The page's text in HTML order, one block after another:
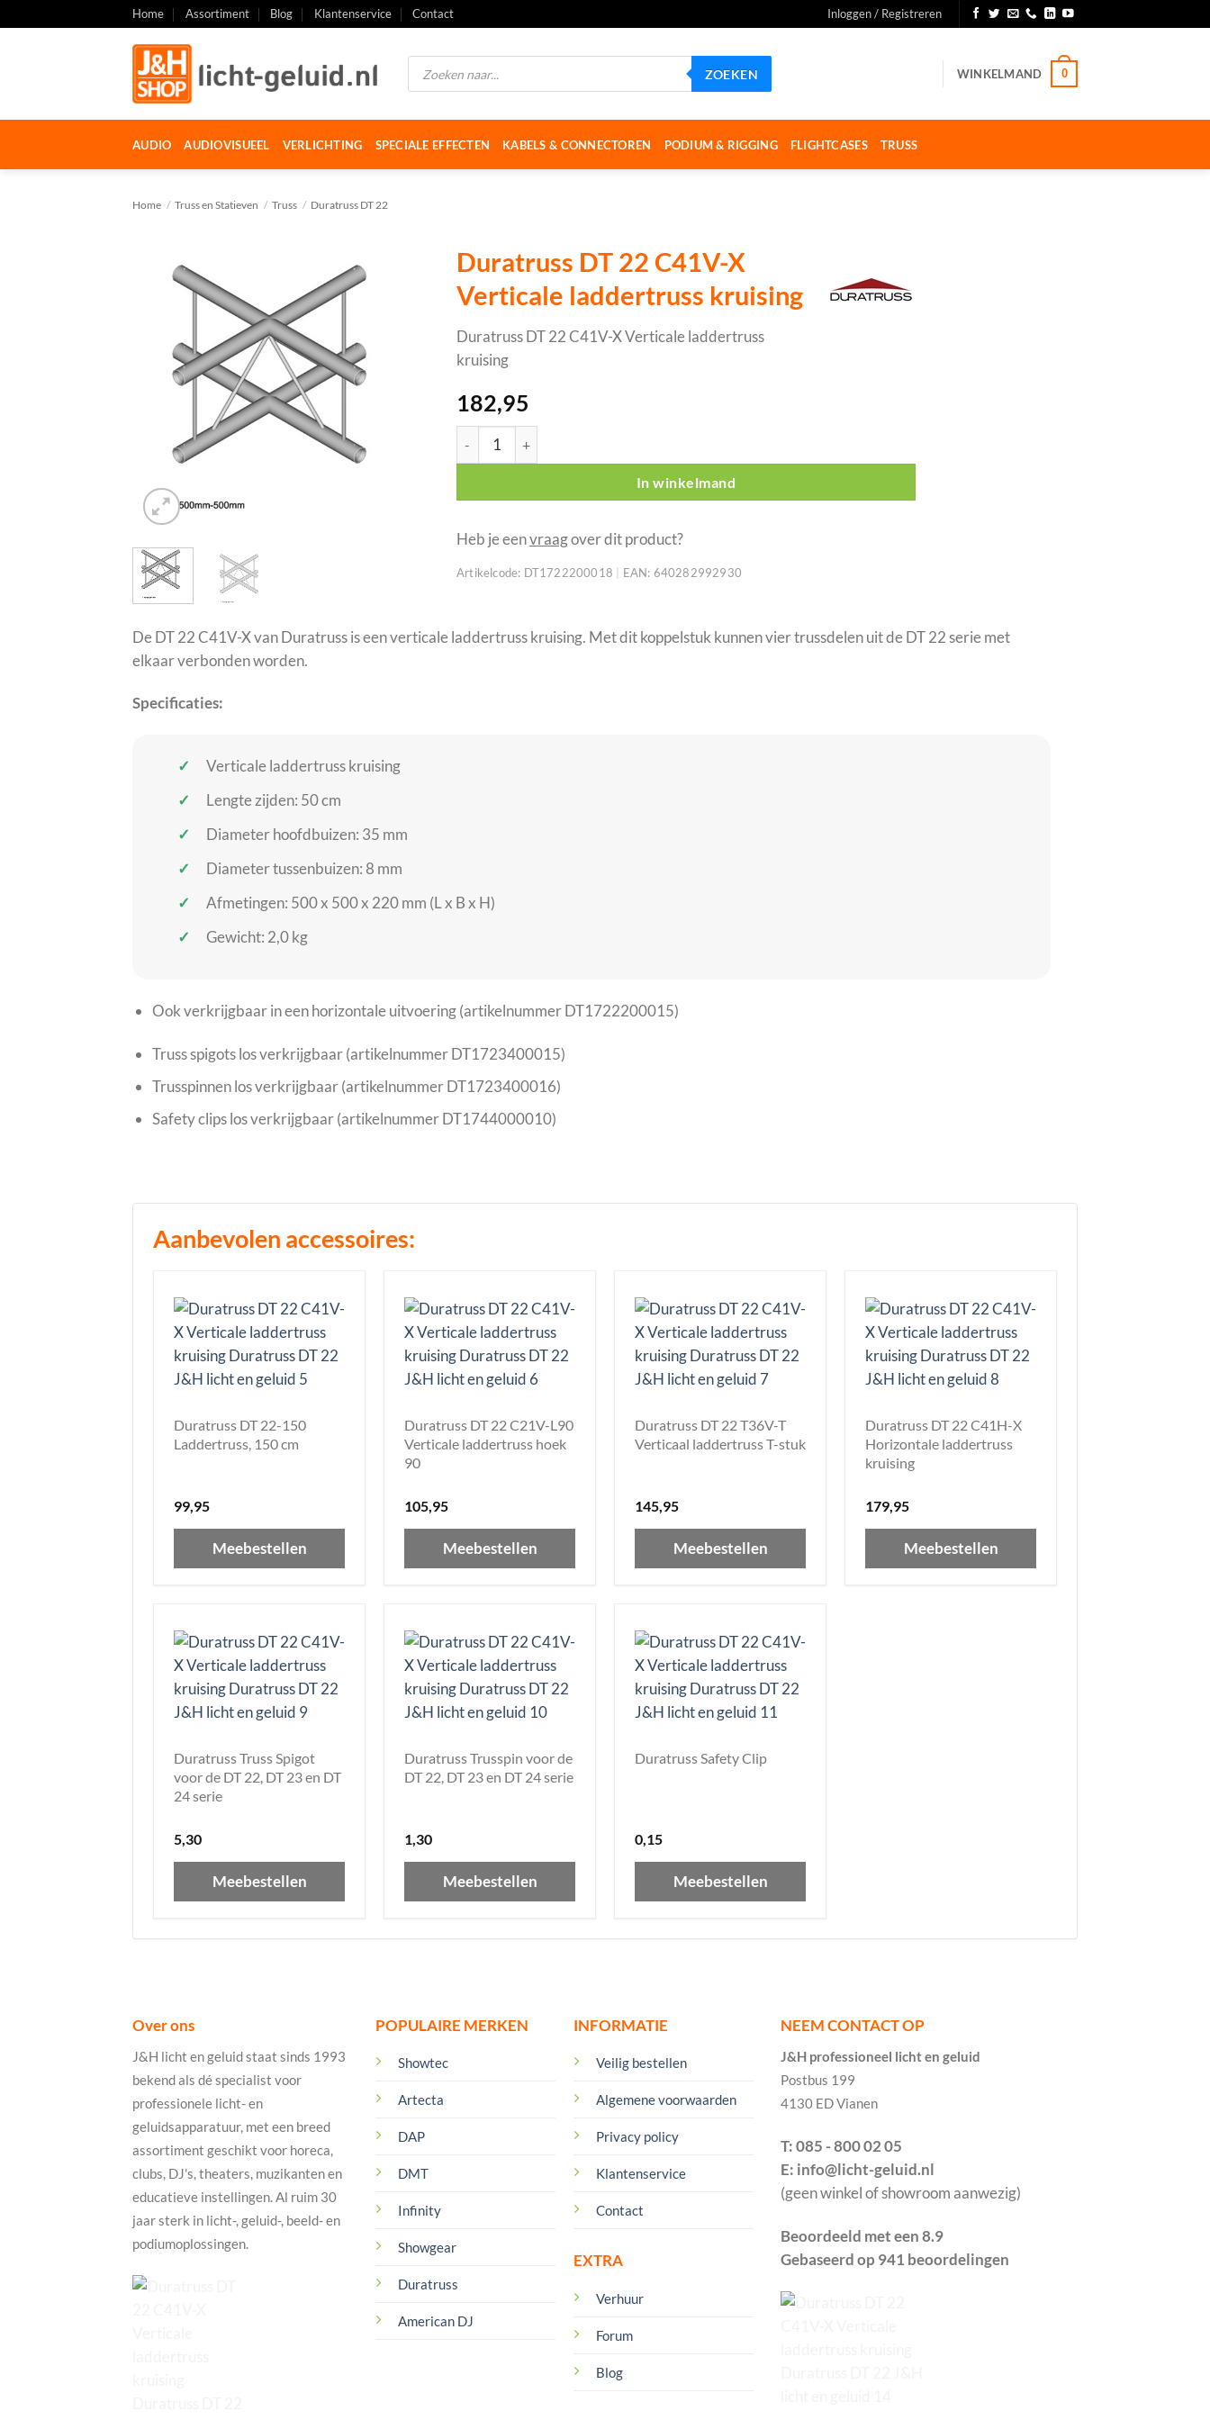
naar
Home Assortiment Blog Klantenservice Contact Inloggen / Registreren
Producten
zoeken
ZOEKEN WINKELMAND 0
AUDIO AUDIOVISUEEL VERLICHTING SPECIALE EFFECTEN KABELS & CONNECTOREN PODIUM & RIGGING FLIGHTCASES TRUSS
Home / Truss en Statieven / Truss / Duratruss DT 22
Duratruss DT 22 C41V-X
Verticale laddertruss kruising
Duratruss DT 22 C41V-X Verticale laddertruss
kruising
182,95
Duratruss DT 22 C41V-X Verticale laddertruss kruising aantal
In winkelmand
Heb je eenvraagover dit product?
Artikelcode: DT1722200018 EAN: 640282992930
De DT 22 C41V-X van Duratruss is een verticale laddertruss kruising. Met dit koppelstuk kunnen vier trussdelen uit de DT 22 serie met
elkaar verbonden worden.
Specificaties:
Verticale laddertruss kruising
Lengte zijden: 50 cm
Diameter hoofdbuizen: 35 mm
Diameter tussenbuizen: 8 mm
Afmetingen: 500 x 500 x 220 mm (L x B x H)
Gewicht: 2,0 kg
Ook verkrijgbaar in een horizontale uitvoering (artikelnummer DT1722200015)
Truss spigots los verkrijgbaar (artikelnummer DT1723400015)
Trusspinnen los verkrijgbaar (artikelnummer DT1723400016)
Safety clips los verkrijgbaar (artikelnummer DT1744000010)
Aanbevolen accessoires:
Duratruss DT 22-150
Laddertruss, 150 cm
99,95
Meebestellen
Duratruss DT 22 C21V-L90
Verticale laddertruss hoek
90
105,95
Meebestellen
Duratruss DT 22 T36V-T
Verticaal laddertruss T-stuk
145,95
Meebestellen
Duratruss DT 22 C41H-X
Horizontale laddertruss
kruising
179,95
Meebestellen
Duratruss Truss Spigot
voor de DT 22, DT 23 en DT
24 serie
5,30
Meebestellen
Duratruss Trusspin voor de
DT 22, DT 23 en DT 24 serie
1,30
Meebestellen
Duratruss Safety Clip
0,15
Meebestellen
Over ons
J&H licht en geluid staat sinds 1993
bekend als dé specialist voor
professionele licht- en
geluidsapparatuur, met een breed
assortiment geschikt voor horeca,
clubs, DJ's, theaters, muzikanten en
educatieve instellingen. Al ruim 30
jaar sterk in licht-, geluid-, beeld- en
podiumoplossingen.
POPULAIRE MERKEN
Showtec
Artecta
DAP
DMT
Infinity
Showgear
Duratruss
American DJ
INFORMATIE
Veilig bestellen
Algemene voorwaarden
Privacy policy
Klantenservice
Contact
EXTRA
Verhuur
Forum
Blog
NEEM CONTACT OP
J&H professioneel licht en geluid
Postbus 199
4130 ED Vianen
T: 085 - 800 02 05
E: info@licht-geluid.nl
(geen winkel of showroom aanwezig)
Beoordeeld met een 8.9
Gebaseerd op 941 beoordelingen